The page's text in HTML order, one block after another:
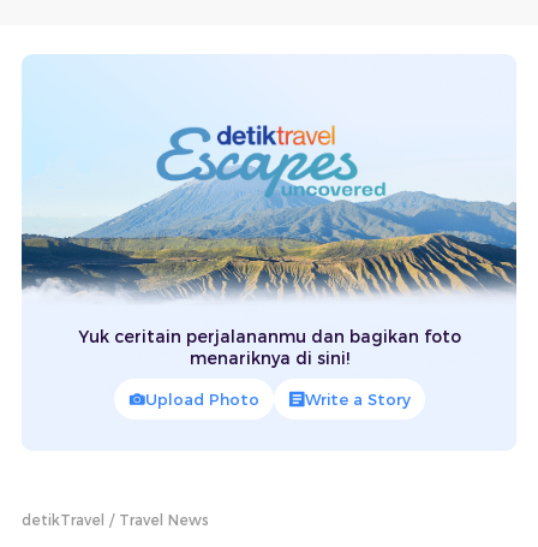
Yuk ceritain perjalananmu dan bagikan foto
menariknya di sini!
Upload Photo Write a Story
detikTravel Travel News